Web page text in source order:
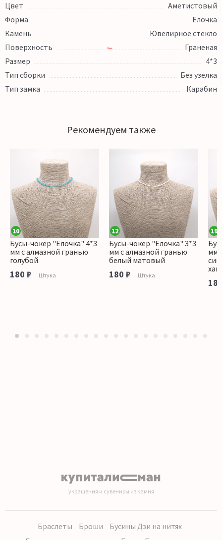
Цвет
Аметистовый
Форма
Елочка
Камень
Ювелирное стекло
Поверхность
Граненая
Размер
4*3
Тип сборки
Без узелка
Тип замка
Карабин
Рекомендуем также
10
Бусы-чокер "Елочка" 4*3
мм с алмазной гранью
голубой
180 ₽ Штука
12
Бусы-чокер "Елочка" 3*3
мм с алмазной гранью
белый матовый
180 ₽ Штука
19
мм
украшения и сувениры из камня
Браслеты Броши
Бусины Дзи на нитях